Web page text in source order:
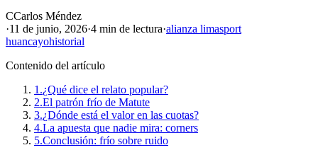
CCarlos Méndez
·11 de junio, 2026·4 min de lectura·alianza limasport
huancayohistorial
Contenido del artículo
1.¿Qué dice el relato popular?
2.El patrón frío de Matute
3.¿Dónde está el valor en las cuotas?
4.La apuesta que nadie mira: corners
5.Conclusión: frío sobre ruido